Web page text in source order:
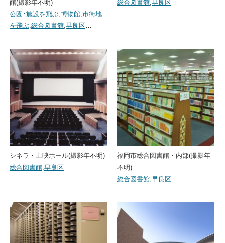
館(撮影年不明)
公園･施設を飛ぶ,博物館,市街地
を飛ぶ,総合図書館,早良区…
総合図書館,早良区
シネラ・上映ホール(撮影年不明)
総合図書館,早良区
福岡市総合図書館・内部(撮影年
不明)
総合図書館,早良区